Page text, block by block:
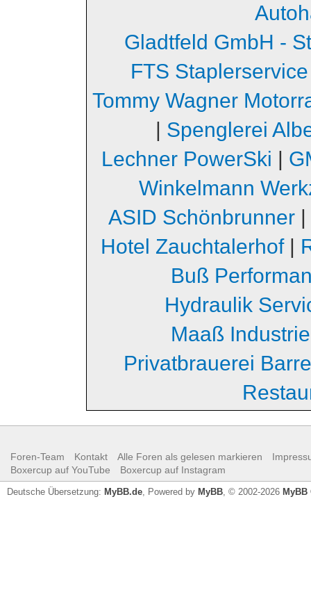
Gladtfeld GmbH -
FTS Staplerservice
Tommy Wagner
| Spenglerei
Lechner PowerSki |
Winkelmann
ASID Schönbrunner|
Hotel Zauchtalerhof|
Buß
Hydraulik
Maaß
Privatbrauerei Barre
Foren-Team Kontakt Alle Foren als gelesen markieren
Boxercup auf YouTube
Boxercup auf Instagram
Deutsche Übersetzung: MyBB.de , Powered by MyBB , © 2002-2026 MyBB